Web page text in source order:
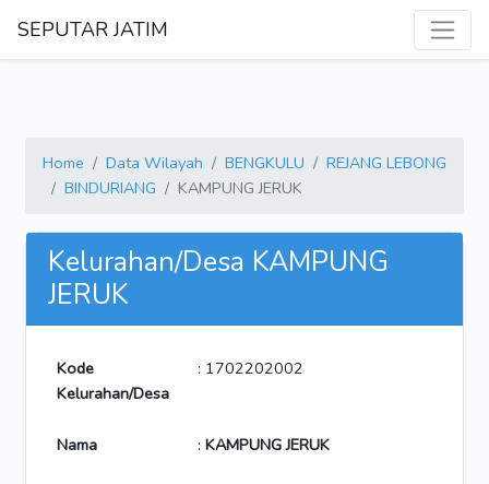
SEPUTAR JATIM
Home Data Wilayah BENGKULU
REJANG LEBONG
BINDURIANG
KAMPUNG JERUK
Kelurahan/Desa KAMPUNG
JERUK
Kode
Kelurahan/Desa
: 1702202002
Nama : KAMPUNG JERUK